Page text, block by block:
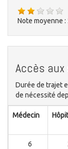
Note moyenne :
Accès aux
Durée de trajet
de nécessité
Médecin
6